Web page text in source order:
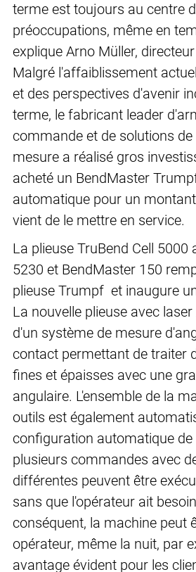
terme est toujours au centre
préoccupations, même en
explique Arno Müller,
Malgré l'affaiblissement
et des perspectives d'avenir
terme, le fabricant leader
commande et de solutions
mesure a réalisé gros
acheté un BendMaster
automatique pour un
vient de le mettre en service.
La plieuse TruBend Cell 5000
5230 et BendMaster 150
plieuse Trumpf et inaugure
La nouvelle plieuse avec
d'un système de mesure
contact permettant de traiter
fines et épaisses avec une
angulaire. L'ensemble de la
outils est également
configuration automatique de
plusieurs commandes avec
différentes peuvent être
sans que l'opérateur ait
conséquent, la machine peut
opérateur, même la nuit, par
avantage évident pour les